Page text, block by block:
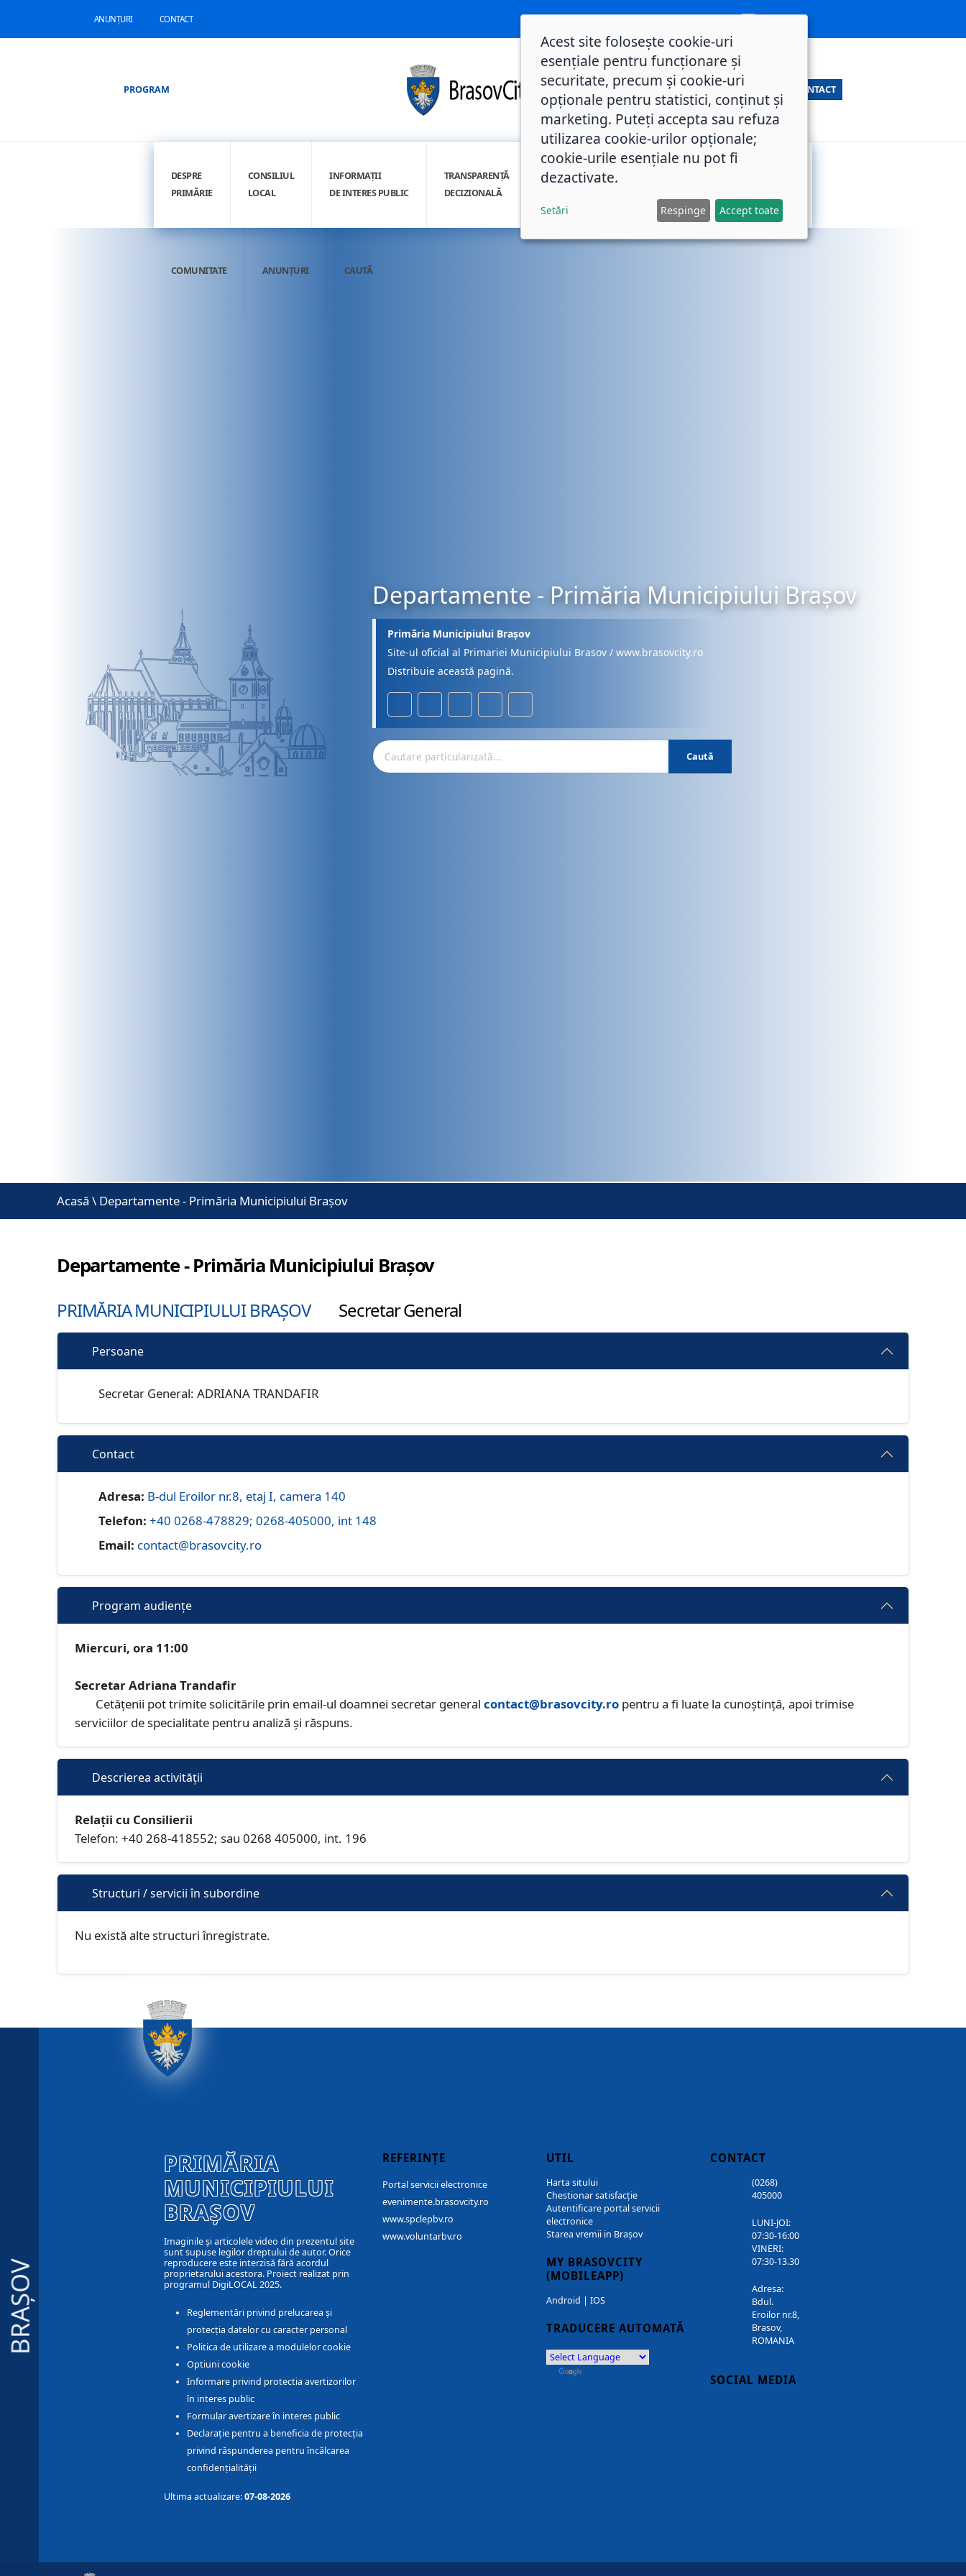
ANUNȚURI CONTACT
PROGRAM CONTACT
DESPRE
PRIMĂRIE
CONSILIUL
LOCAL
INFORMAȚII
DE INTERES PUBLIC
TRANSPARENȚĂ
DECIZIONALĂ
INTEGRITATE
COMUNITATE ANUNȚURI CAUTĂ
Departamente - Primăria Municipiului Brașov
Primăria Municipiului Brașov
Site-ul oficial al Primariei Municipiului Brasov / www.brasovcity.ro
Distribuie această pagină.
Caută
Acasă \ Departamente - Primăria Municipiului Brașov
Departamente - Primăria Municipiului Brașov
PRIMĂRIA MUNICIPIULUI BRAȘOV Secretar General
Persoane
Secretar General: ADRIANA TRANDAFIR
Contact
Adresa: B-dul Eroilor nr.8, etaj I, camera 140
Telefon: +40 0268-478829; 0268-405000, int 148
Email: contact@brasovcity.ro
Program audiențe
Miercuri, ora 11:00
Secretar Adriana Trandafir
Cetățenii pot trimite solicitările prin email-ul doamnei secretar generalcontact@brasovcity.ro pentru a fi luate la cunoștință, apoi trimise
serviciilor de specialitate pentru analiză și răspuns.
Descrierea activității
Relații cu Consilierii
Telefon: +40 268-418552; sau 0268 405000, int. 196
Structuri / servicii în subordine
Nu există alte structuri înregistrate.
BRAȘOV
PRIMĂRIA
MUNICIPIULUI
BRAȘOV
Imaginile și articolele video din prezentul site
sunt supuse legilor dreptului de autor. Orice
reproducere este interzisă fără acordul
proprietarului acestora. Proiect realizat prin
programul DigiLOCAL 2025.
Reglementări privind prelucarea și
protecția datelor cu caracter personal
Politica de utilizare a modulelor cookie
Optiuni cookie
Informare privind protectia avertizorilor
în interes public
Formular avertizare în interes public
Declarație pentru a beneficia de protecția
privind răspunderea pentru încălcarea
confidențialității
Ultima actualizare:07-08-2026
REFERINȚE
Portal servicii electronice
evenimente.brasovcity.ro
www.spclepbv.ro
www.voluntarbv.ro
UTIL
Harta sitului
Chestionar satisfacție
Autentificare portal servicii
electronice
Starea vremii in Brașov
MY BRASOVCITY
(MOBILEAPP)
Android | IOS
TRADUCERE AUTOMATĂ
CONTACT
(0268)
405000
LUNI-JOI:
07:30-16:00
VINERI:
07:30-13.30
Adresa:
Bdul.
Eroilor nr.8,
Brasov,
ROMANIA
SOCIAL MEDIA
Acest site folosește cookie-uri
esențiale pentru funcționare și
securitate, precum și cookie-uri
opționale pentru statistici, conținut și
marketing. Puteți accepta sau refuza
utilizarea cookie-urilor opționale;
cookie-urile esențiale nu pot fi
dezactivate.
Setări Respinge Accept toate